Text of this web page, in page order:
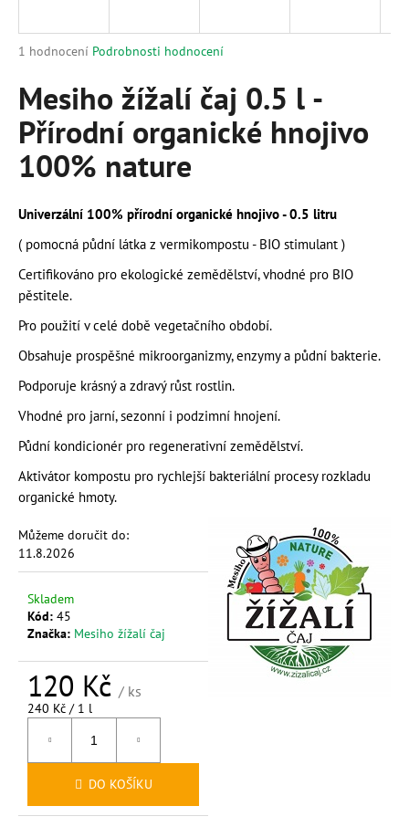
Průměrné
produktu
je
5,0
5
hvězdiček.
1 hodnocení Podrobnosti hodnocení
Mesiho žížalí čaj 0.5 l -
Přírodní organické hnojivo
100% nature
Univerzální 100% přírodní organické hnojivo - 0.5 litru
( pomocná půdní látka z vermikompostu - BIO stimulant )
Certifikováno pro ekologické zemědělství, vhodné pro BIO
pěstitele.
Pro použití v celé době vegetačního období.
Obsahuje prospěšné mikroorganizmy, enzymy a půdní bakterie.
Podporuje krásný a zdravý růst rostlin.
Vhodné pro jarní, sezonní i podzimní hnojení.
Půdní kondicionér pro regenerativní zemědělství.
Aktivátor kompostu pro rychlejší bakteriální procesy rozkladu
organické hmoty.
Můžeme doručit do:
11.8.2026
Skladem
Kód: 45
Značka: Mesiho žížalí čaj
120 Kč / ks
Měrná
240 Kč / 1 l
DO KOŠÍKU
j
t
?
HLEDAT
D
p
o
u
č
j
e
m
ČAJ
KOPŘIVOU
BIOUHLÍKEM
20
LITRŮ